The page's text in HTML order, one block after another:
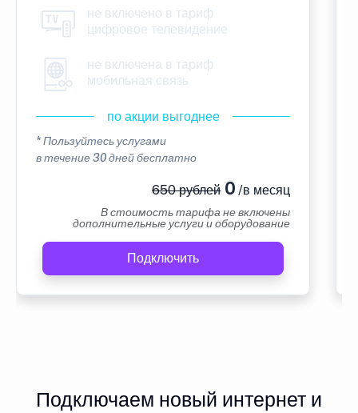
не включено в тариф
цифровое телевидение
не включена в тариф
мобильная связь
по акции выгоднее
* Пользуйтесь услугами
в течение 30 дней бесплатно
650 рублей0 /в месяц
В стоимость тарифа не включены
дополнительные услуги и оборудование
Подключить
Подключаем новый интернет и